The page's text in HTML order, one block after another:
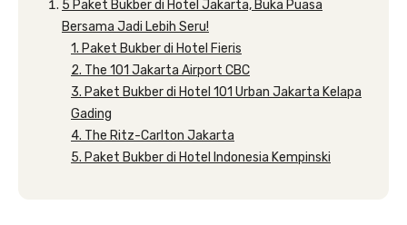
5 Paket Bukber di Hotel Jakarta, Buka Puasa
Bersama Jadi Lebih Seru!
1. Paket Bukber di Hotel Fieris
2. The 101 Jakarta Airport CBC
3. Paket Bukber di Hotel 101 Urban Jakarta Kelapa
Gading
4. The Ritz-Carlton Jakarta
5. Paket Bukber di Hotel Indonesia Kempinski